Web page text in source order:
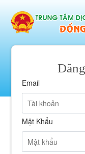
Email
Mật Khẩu